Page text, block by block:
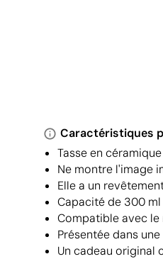
Caractéristiques
Tasse en
Ne montre l'image
Elle a un
Capacité de 300 ml
Compatible avec
Présentée dans
Un cadeau original